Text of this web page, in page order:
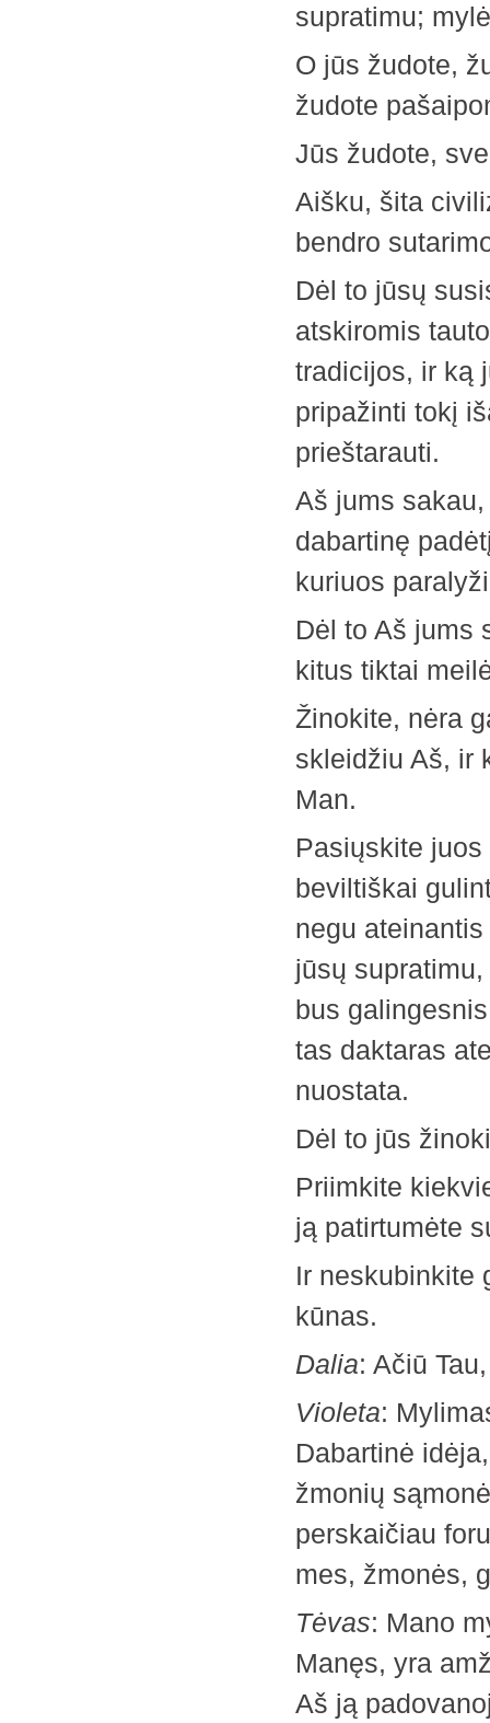
supratimu;
O jūs žudote,
žudote
Jūs žudote,
Aišku, šita
bendro
Dėl to jūsų
atskiromis
tradicijos, ir ką
pripažinti tokį
prieštarauti.
Aš jums
dabartinę
kuriuos
Dėl to Aš jums
kitus tiktai
Žinokite, nėra
­skleidžiu Aš, ir
Man.
Pasiųskite
beviltiškai
negu
jūsų
bus
tas daktaras
nuostata.
Dėl to jūs
Priimkite
ją patirtumėte
Ir neskubinkite
kūnas.
Dalia: Ačiū
Violeta:
Dabartinė
žmonių
perskaičiau
mes, žmonės,
Tėvas: Mano
Manęs, yra
Aš ją